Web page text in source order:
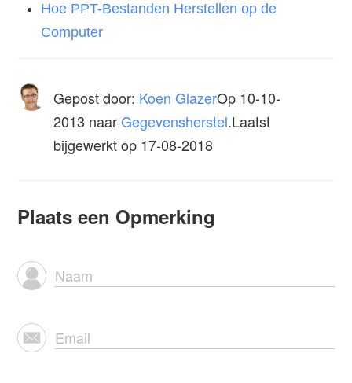
Hoe PPT-Bestanden Herstellen op de
Computer
Gepost door: Koen GlazerOp 10-10-
2013 naar Gegevensherstel.Laatst
bijgewerkt op 17-08-2018
Plaats een Opmerking